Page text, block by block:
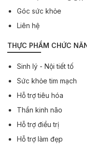
Góc sức khỏe
Liên hệ
THỰC PHẨM CHỨC
Sinh lý - Nội tiết tố
Sức khỏe tim mạch
Hỗ trợ tiêu hóa
Thần kinh não
Hỗ trợ điều trị
Hỗ trợ làm đẹp